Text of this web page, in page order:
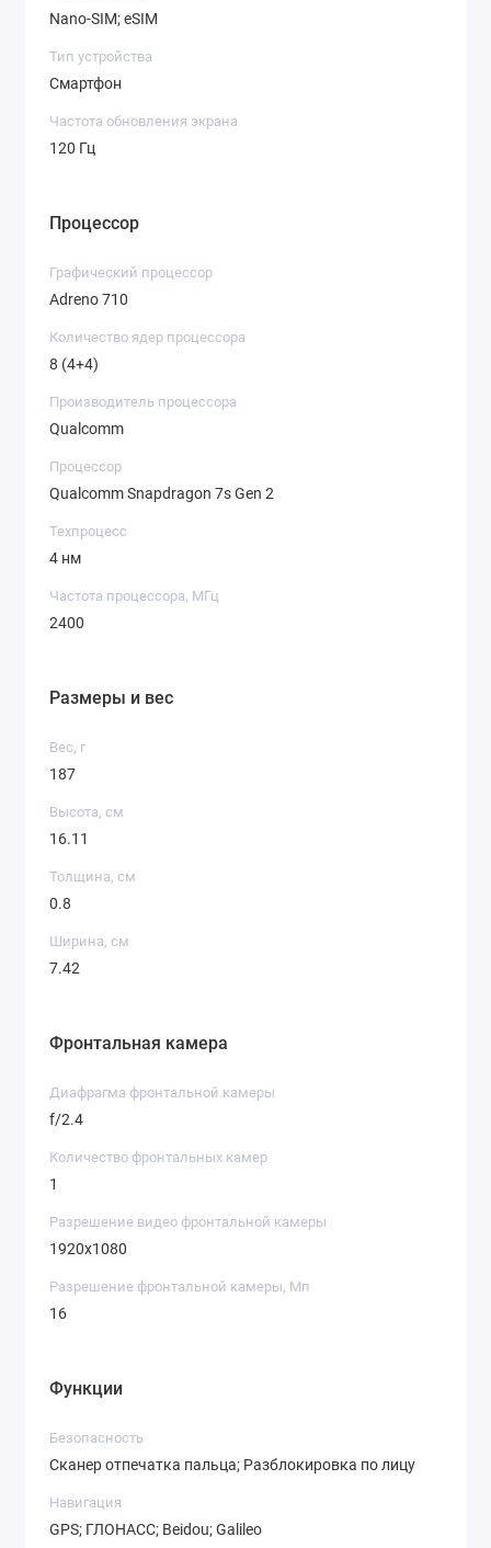
Nano-SIM; eSIM
Тип устройства
Смартфон
Частота обновления экрана
120 Гц
Процессор
Графический процессор
Adreno 710
Количество ядер процессора
8 (4+4)
Производитель процессора
Qualcomm
Процессор
Qualcomm Snapdragon 7s Gen 2
Техпроцесс
4 нм
Частота процессора, МГц
2400
Размеры и вес
Вес, г
187
Высота, см
16.11
Толщина, см
0.8
Ширина, см
7.42
Фронтальная камера
Диафрагма фронтальной камеры
f/2.4
Количество фронтальных камер
1
Разрешение видео фронтальной камеры
1920х1080
Разрешение фронтальной камеры, Мп
16
Функции
Безопасность
Сканер отпечатка пальца; Разблокировка по лицу
Навигация
GPS; ГЛОНАСС; Beidou; Galileo